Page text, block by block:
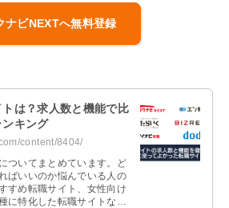
ナビNEXTへ無料登録
は？求人数と機能で比
キング
content/8404/
ついてまとめています。ど
ばいいのか悩んでいる人の
すめ転職サイト、女性向け
に特化した転職サイトなど